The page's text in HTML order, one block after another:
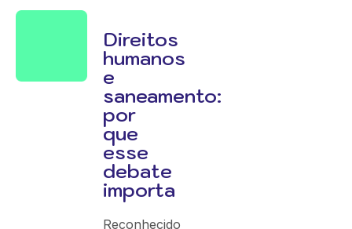
Direitos
humanos
e
saneamento:
por
que
esse
debate
importa
Reconhecido